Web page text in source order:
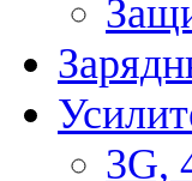
3G,